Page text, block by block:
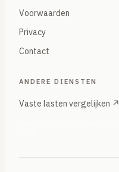
Voorwaarden
Privacy
Contact
ANDERE DIENSTEN
Vaste lasten vergelijken ↗